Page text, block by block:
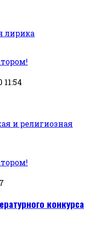
лирика
и религиозная
конкурса